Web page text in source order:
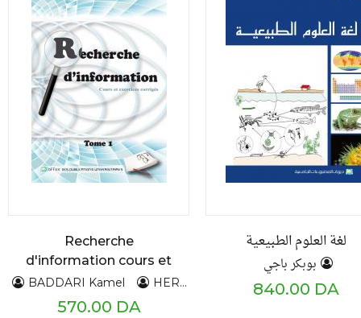
Recherche
d'information cours et
exercices corrigés
BADDARI Kamel HERZALLAH Abdelkrim
570.00 DA
لغة العلوم الطبيعية
بوبكر باجي
840.00 DA
فارس